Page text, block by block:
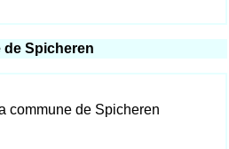
de Spicheren
commune de Spicheren